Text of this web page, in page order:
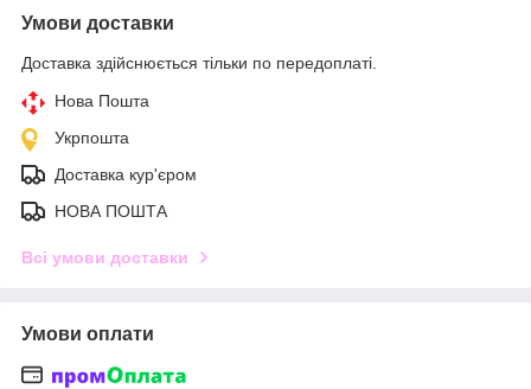
Умови доставки
Доставка здійснюється тільки по передоплаті.
Нова Пошта
Укрпошта
Доставка кур'єром
НОВА ПОШТА
Всі умови доставки
Умови оплати